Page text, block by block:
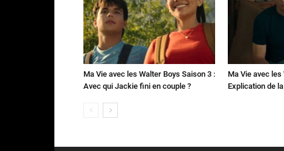
Ma Vie avec les Walter Boys Saison 3 :
Avec qui Jackie fini en couple ?
Ma Vie avec les
Explication de